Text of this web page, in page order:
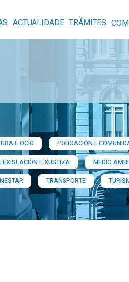
ACTUALIDADE TRÁMITES
E OCIO POBOACIÓN E
LEXISLACIÓN E XUSTIZA MEDIO
TRANSPORTE